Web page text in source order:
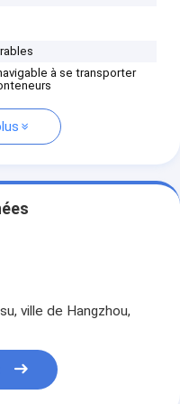
à se transporter
ville de Hangzhou,